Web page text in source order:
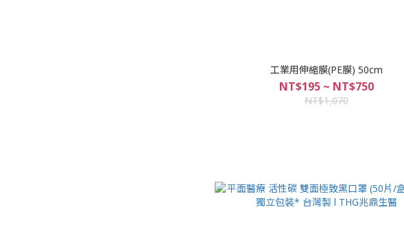
工業用伸縮膜(PE膜) 50cm
NT$195 ~ NT$750
NT$1,070